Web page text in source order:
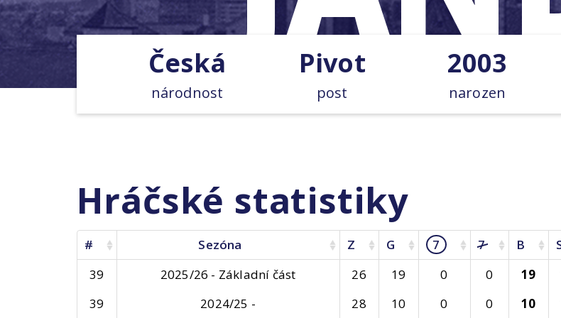
Česká
národnost
Pivot
post
2003
narozen
Hráčské statistiky
# Sezóna Z G 7 7 B
39
2025/26 - Základní část 26 19 0 0 19
39
2024/25 - 28 10 0 0 10